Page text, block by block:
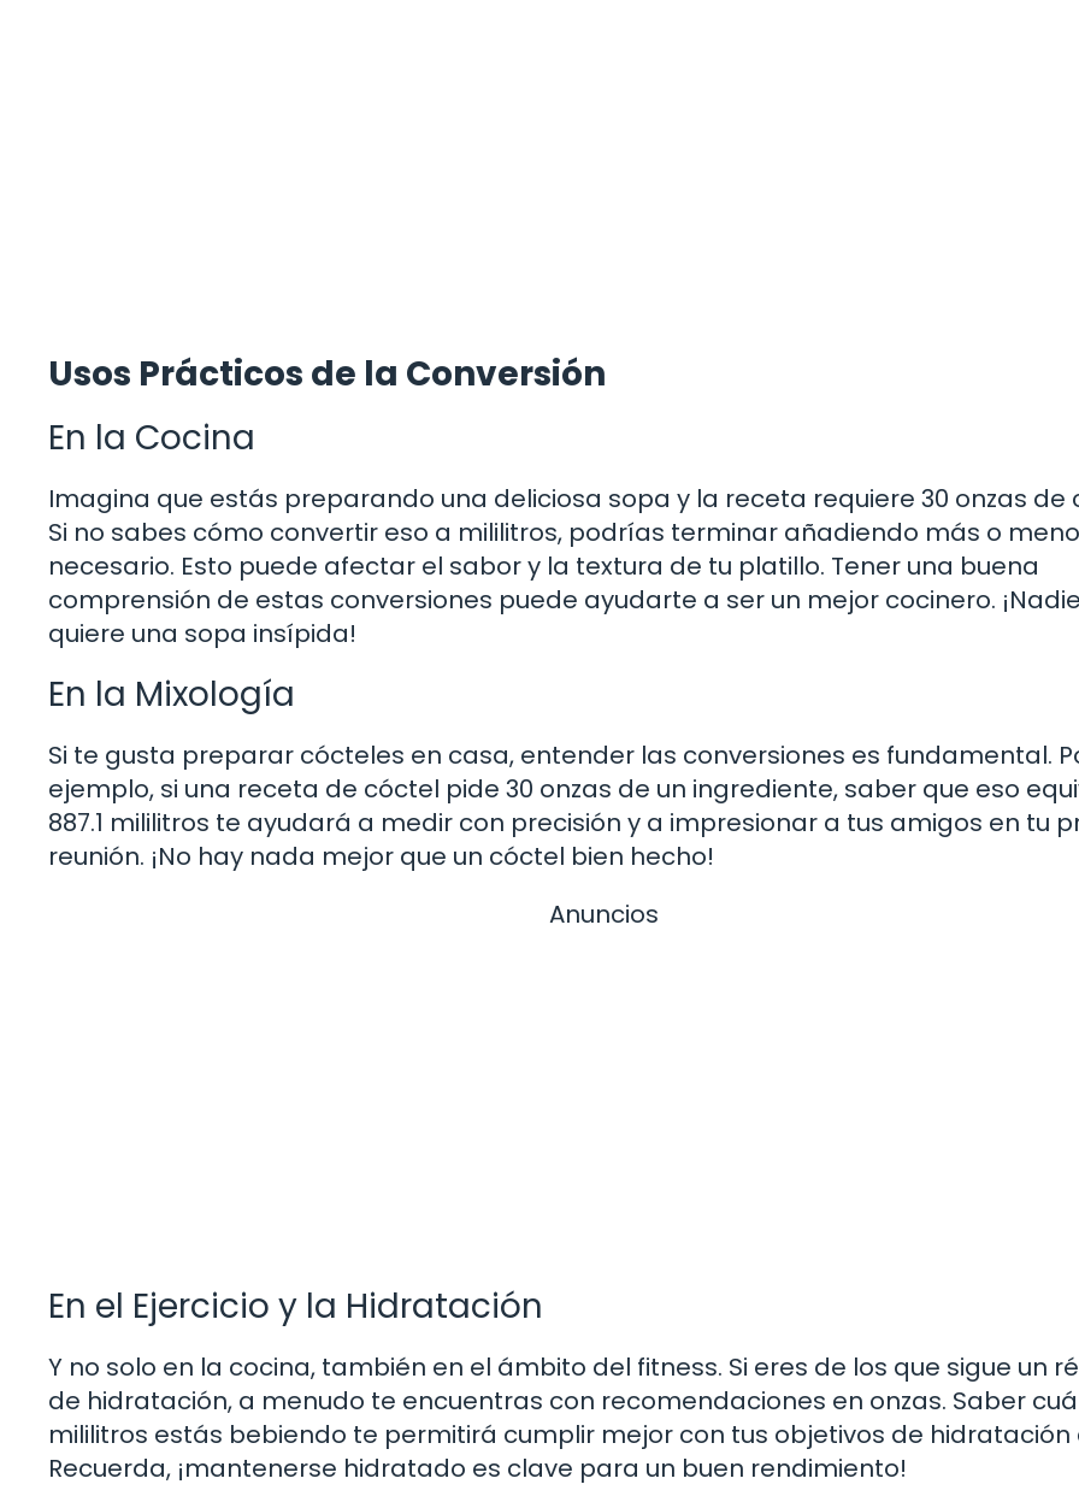
Usos Prácticos de la Conversión
En la Cocina
Imagina que estás preparando una deliciosa sopa y la receta requiere 30 onzas de
Si no sabes cómo convertir eso a mililitros, podrías terminar añadiendo más o
necesario. Esto puede afectar el sabor y la textura de tu platillo. Tener una buena
comprensión de estas conversiones puede ayudarte a ser un mejor cocinero. ¡Nadie
quiere una sopa insípida!
En la Mixología
Si te gusta preparar cócteles en casa, entender las conversiones es fundamental.
ejemplo, si una receta de cóctel pide 30 onzas de un ingrediente, saber que eso
887.1 mililitros te ayudará a medir con precisión y a impresionar a tus amigos en tu
reunión. ¡No hay nada mejor que un cóctel bien hecho!
Anuncios
En el Ejercicio y la Hidratación
Y no solo en la cocina, también en el ámbito del fitness. Si eres de los que sigue un
de hidratación, a menudo te encuentras con recomendaciones en onzas. Saber
mililitros estás bebiendo te permitirá cumplir mejor con tus objetivos de hidratación
Recuerda, ¡mantenerse hidratado es clave para un buen rendimiento!